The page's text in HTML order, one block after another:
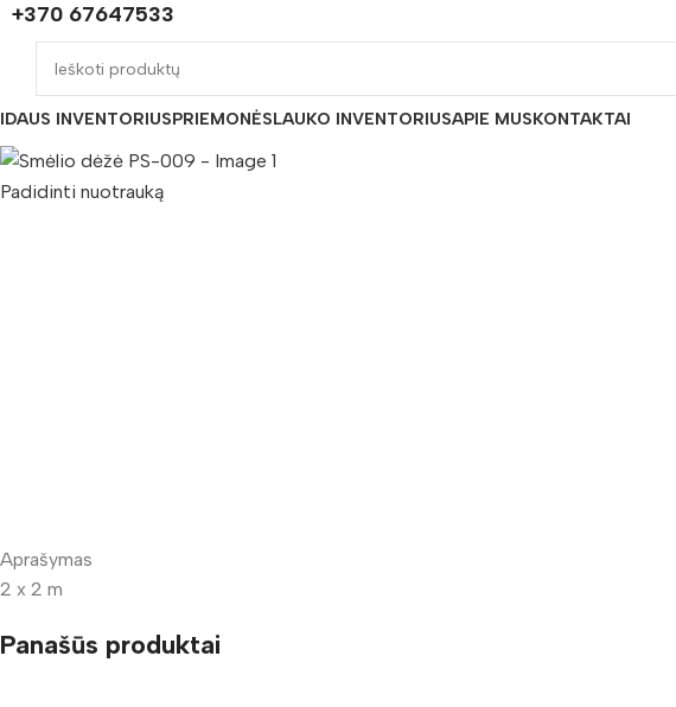
+370 67647533
INVENTORIUSPRIEMONĖSLAUKO INVENTORIUSAPIE MUSKONTAKTAI
Padidinti nuotrauką
Aprašymas
2 x 2 m
Panašūs produktai